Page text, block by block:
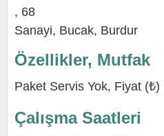
, 68
Sanayi, Bucak, Burdur
Özellikler, Mutfak
Paket Servis Yok, Fiyat (₺) |
Çalışma Saatleri